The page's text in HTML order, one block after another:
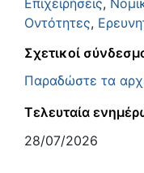
Οντότητες,
Σχετικοί
Παραδώστε τα
Τελευταία
28/07/2026